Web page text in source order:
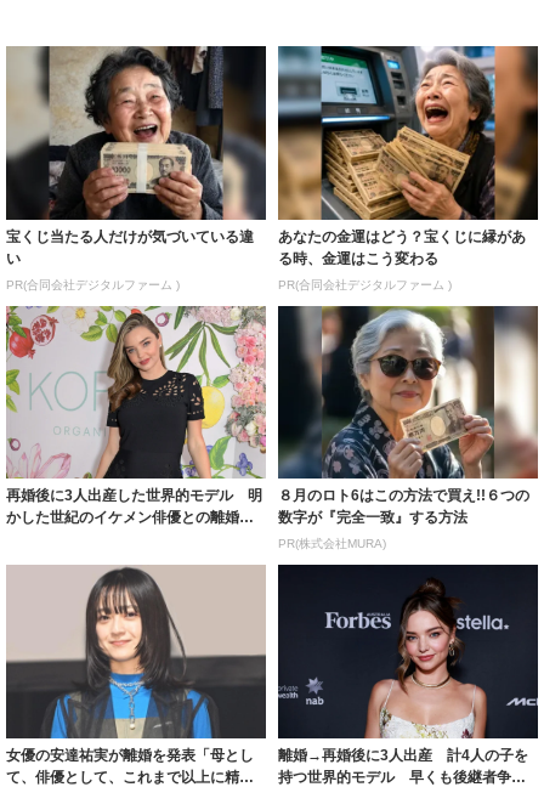
宝くじ当たる人だけが気づいている違
い
PR(合同会社デジタルファーム )
あなたの金運はどう？宝くじに縁があ
る時、金運はこう変わる
PR(合同会社デジタルファーム )
再婚後に3人出産した世界的モデル 明
かした世紀のイケメン俳優との離婚の
８月のロト6はこの方法で買え!!６つの
数字が『完全一致』する方法
PR(株式会社MURA)
女優の安達祐実が離婚を発表「母とし
て、俳優として、これまで以上に精
離婚→再婚後に3人出産 計4人の子を
持つ世界的モデル 早くも後継者争